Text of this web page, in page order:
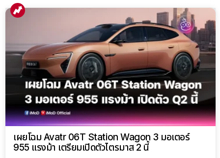
เผยโฉม Avatr 06T Station Wagon 3 มอเตอร์
955 แรงม้า เตรียมเปิดตัวไตรมาส 2 นี้